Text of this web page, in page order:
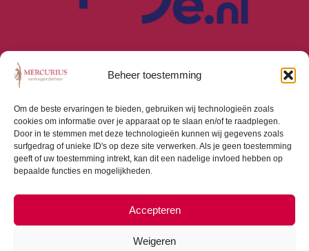
Beheer toestemming
Om de beste ervaringen te bieden, gebruiken wij technologieën zoals
cookies om informatie over je apparaat op te slaan en/of te raadplegen.
Door in te stemmen met deze technologieën kunnen wij gegevens zoals
surfgedrag of unieke ID's op deze site verwerken. Als je geen toestemming
geeft of uw toestemming intrekt, kan dit een nadelige invloed hebben op
bepaalde functies en mogelijkheden.
Accepteren
Weigeren
Algemene Voorwaarden
Privacyverklaring
Cookiebeleid (EU)
Consumentenbrief
Beleggingsbeleid